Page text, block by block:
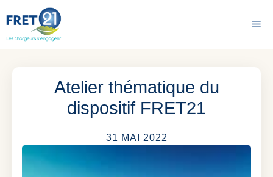
au
contenu
Atelier thématique du
dispositif FRET21
31 MAI 2022